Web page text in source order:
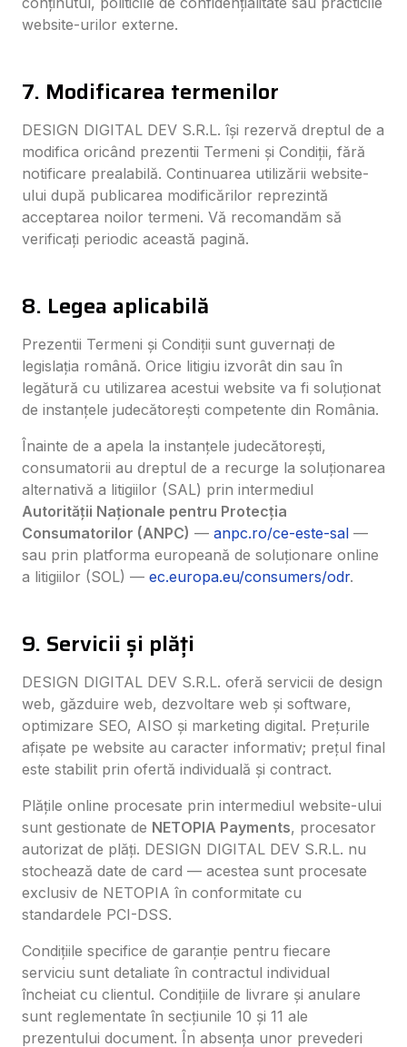
website-urilor externe.
7. Modificarea termenilor
DESIGN DIGITAL DEV S.R.L. își rezervă dreptul de a
modifica oricând prezentii Termeni și Condiții, fără
notificare prealabilă. Continuarea utilizării website-
ului după publicarea modificărilor reprezintă
acceptarea noilor termeni. Vă recomandăm să
verificați periodic această pagină.
8. Legea aplicabilă
Prezentii Termeni și Condiții sunt guvernați de
legislația română. Orice litigiu izvorât din sau în
legătură cu utilizarea acestui website va fi soluționat
de instanțele judecătorești competente din România.
Înainte de a apela la instanțele judecătorești,
consumatorii au dreptul de a recurge la soluționarea
alternativă a litigiilor (SAL) prin intermediul
Autorității Naționale pentru Protecția
Consumatorilor (ANPC) — anpc.ro/ce-este-sal —
sau prin platforma europeană de soluționare online
a litigiilor (SOL) — ec.europa.eu/consumers/odr.
9. Servicii și plăți
DESIGN DIGITAL DEV S.R.L. oferă servicii de design
web, găzduire web, dezvoltare web și software,
optimizare SEO, AISO și marketing digital. Prețurile
afișate pe website au caracter informativ; prețul final
este stabilit prin ofertă individuală și contract.
Plățile online procesate prin intermediul website-ului
sunt gestionate de NETOPIA Payments, procesator
autorizat de plăți. DESIGN DIGITAL DEV S.R.L. nu
stochează date de card — acestea sunt procesate
exclusiv de NETOPIA în conformitate cu
standardele PCI-DSS.
Condițiile specifice de garanție pentru fiecare
serviciu sunt detaliate în contractul individual
încheiat cu clientul. Condițiile de livrare și anulare
sunt reglementate în secțiunile 10 și 11 ale
prezentului document. În absența unor prevederi